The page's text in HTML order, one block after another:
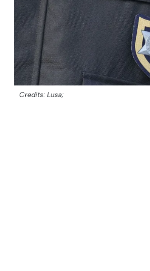
Credits: Lusa;